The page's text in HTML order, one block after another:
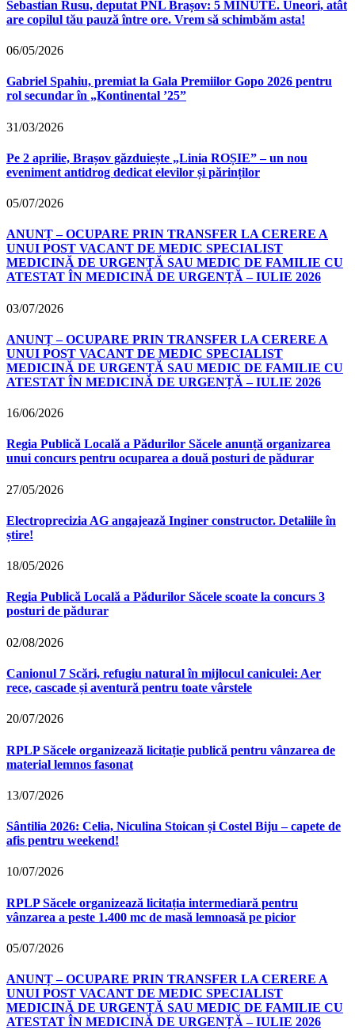
Sebastian Rusu, deputat PNL Brașov: 5 MINUTE. Uneori, atât
are copilul tău pauză între ore. Vrem să schimbăm asta!
06/05/2026
Gabriel Spahiu, premiat la Gala Premiilor Gopo 2026 pentru
rol secundar în „Kontinental ’25”
31/03/2026
Pe 2 aprilie, Brașov găzduiește „Linia ROȘIE” – un nou
eveniment antidrog dedicat elevilor și părinților
05/07/2026
ANUNȚ – OCUPARE PRIN TRANSFER LA CERERE A
UNUI POST VACANT DE MEDIC SPECIALIST
MEDICINĂ DE URGENȚĂ SAU MEDIC DE FAMILIE CU
ATESTAT ÎN MEDICINĂ DE URGENȚĂ – IULIE 2026
03/07/2026
ANUNȚ – OCUPARE PRIN TRANSFER LA CERERE A
UNUI POST VACANT DE MEDIC SPECIALIST
MEDICINĂ DE URGENȚĂ SAU MEDIC DE FAMILIE CU
ATESTAT ÎN MEDICINĂ DE URGENȚĂ – IULIE 2026
16/06/2026
Regia Publică Locală a Pădurilor Săcele anunță organizarea
unui concurs pentru ocuparea a două posturi de pădurar
27/05/2026
Electroprecizia AG angajează Inginer constructor. Detaliile în
știre!
18/05/2026
Regia Publică Locală a Pădurilor Săcele scoate la concurs 3
posturi de pădurar
02/08/2026
Canionul 7 Scări, refugiu natural în mijlocul caniculei: Aer
rece, cascade și aventură pentru toate vârstele
20/07/2026
RPLP Săcele organizează licitație publică pentru vânzarea de
material lemnos fasonat
13/07/2026
Sântilia 2026: Celia, Niculina Stoican și Costel Biju – capete de
afis pentru weekend!
10/07/2026
RPLP Săcele organizează licitația intermediară pentru
vânzarea a peste 1.400 mc de masă lemnoasă pe picior
05/07/2026
ANUNȚ – OCUPARE PRIN TRANSFER LA CERERE A
UNUI POST VACANT DE MEDIC SPECIALIST
MEDICINĂ DE URGENȚĂ SAU MEDIC DE FAMILIE CU
ATESTAT ÎN MEDICINĂ DE URGENȚĂ – IULIE 2026